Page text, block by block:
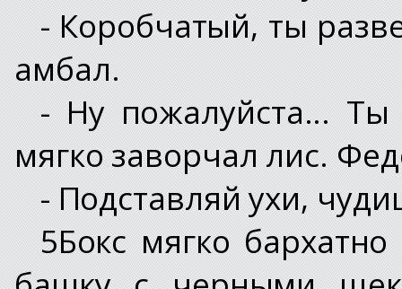
- Коробчатый, ты
амбал.
- Ну пожалуйста...
мягко заворчал лис.
- Подставляй ухи,
5Бокс мягко